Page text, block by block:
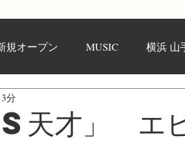
規オープン MUSIC 横浜 山
天才」 エ
分